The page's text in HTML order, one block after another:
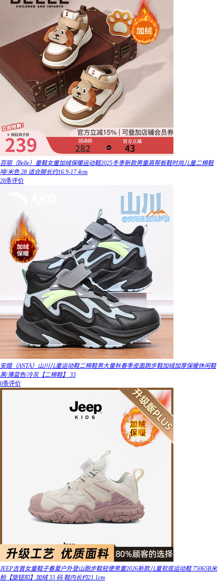
百丽（Belle）童鞋女童加绒保暖运动鞋2025冬季新款男童高帮板鞋时尚儿童二棉鞋
啡/米色 28 适合脚长约16.9-17.4cm
28条评价
安踏（ANTA）山川儿童运动鞋二棉鞋男大童秋春季皮面跑步鞋加绒加厚保暖休闲鞋
黑/薄蓝色/冷灰【二棉鞋】 33
0条评价
JEEP吉普女童鞋子春夏户外登山跑步鞋轻便男童2026新款儿童软底运动鞋 75065B米
粉【旋钮扣】加绒 33 码 鞋内长约21.1cm